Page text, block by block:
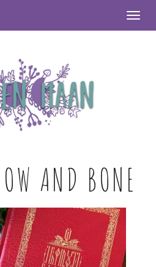
AND BONE